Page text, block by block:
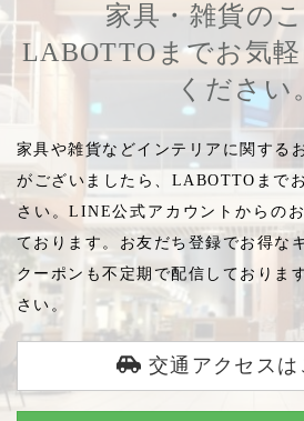
家具・雑貨の
LABOTTOまでお気
ください
家具や雑貨などインテリアに関する
がございましたら、LABOTTOまで
さい。LINE公式アカウントからの
ております。お友だち登録でお得な
クーポンも不定期で配信しておりま
さい。
交通アクセスは